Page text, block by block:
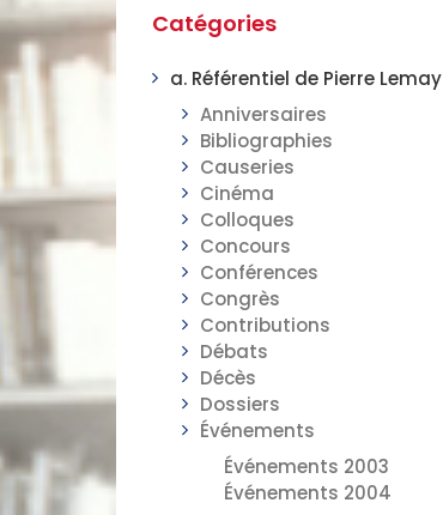
Catégories
a. Référentiel de Pierre Lemay
Anniversaires
Bibliographies
Causeries
Cinéma
Colloques
Concours
Conférences
Congrès
Contributions
Débats
Décès
Dossiers
Événements
Événements 2003
Événements 2004